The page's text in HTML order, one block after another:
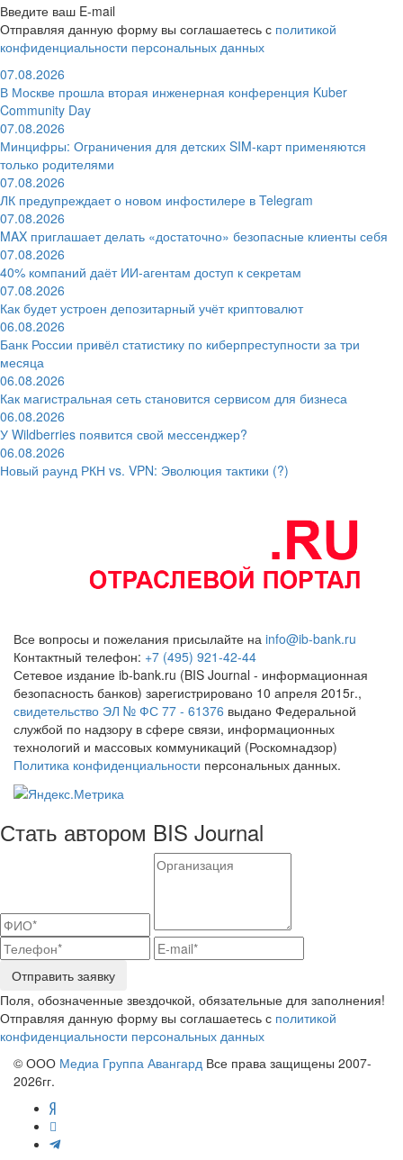
Введите ваш E-mail
Отправляя данную форму вы соглашаетесь с политикой
конфиденциальности персональных данных
07.08.2026
В Москве прошла вторая инженерная конференция Kuber
Community Day
07.08.2026
Минцифры: Ограничения для детских SIM-карт применяются
только родителями
07.08.2026
ЛК предупреждает о новом инфостилере в Telegram
07.08.2026
MAX приглашает делать «достаточно» безопасные клиенты себя
07.08.2026
40% компаний даёт ИИ‑агентам доступ к секретам
07.08.2026
Как будет устроен депозитарный учёт криптовалют
06.08.2026
Банк России привёл статистику по киберпреступности за три
месяца
06.08.2026
Как магистральная сеть становится сервисом для бизнеса
06.08.2026
У Wildberries появится свой мессенджер?
06.08.2026
Новый раунд РКН vs. VPN: Эволюция тактики (?)
Все вопросы и пожелания присылайте на info@ib-bank.ru
Контактный телефон: +7 (495) 921-42-44
Сетевое издание ib-bank.ru (BIS Journal - информационная
безопасность банков) зарегистрировано 10 апреля 2015г.,
свидетельство ЭЛ № ФС 77 - 61376 выдано Федеральной
службой по надзору в сфере связи, информационных
технологий и массовых коммуникаций (Роскомнадзор)
Политика конфиденциальности персональных данных.
Стать автором BIS Journal
Отправить заявку
Поля, обозначенные звездочкой, обязательные для заполнения!
Отправляя данную форму вы соглашаетесь с политикой
конфиденциальности персональных данных
© ООО Медиа Группа Авангард Все права защищены 2007-
2026гг.